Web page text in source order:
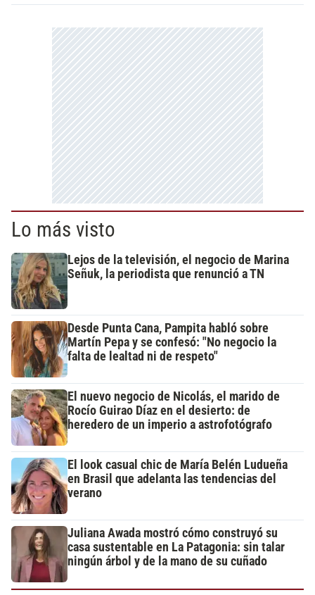
Lo más visto
Lejos de la televisión, el negocio de Marina
Señuk, la periodista que renunció a TN
Desde Punta Cana, Pampita habló sobre
Martín Pepa y se confesó: "No negocio la
falta de lealtad ni de respeto"
El nuevo negocio de Nicolás, el marido de
Rocío Guirao Díaz en el desierto: de
heredero de un imperio a astrofotógrafo
El look casual chic de María Belén Ludueña
en Brasil que adelanta las tendencias del
verano
Juliana Awada mostró cómo construyó su
casa sustentable en La Patagonia: sin talar
ningún árbol y de la mano de su cuñado